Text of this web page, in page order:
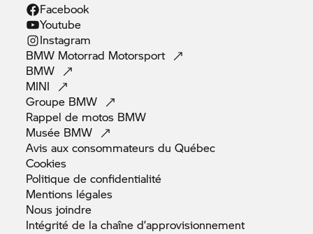
Facebook
Youtube
Instagram
BMW Motorrad Motorsport
BMW
MINI
Groupe BMW
Rappel de motos BMW
Musée BMW
Avis aux consommateurs duQuébec
Cookies
Politique deconfidentialité
Mentions légales
Nousjoindre
Intégrité de la chaîned’approvisionnement